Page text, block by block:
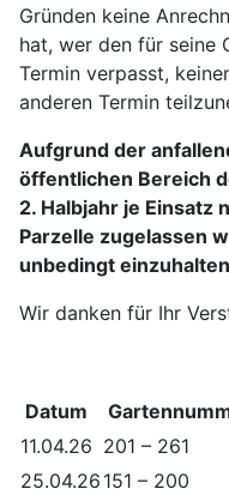
Gründen keine
hat, wer den für seine
Termin verpasst,
anderen Termin
Aufgrund der
öffentlichen Bereich
2. Halbjahr je Einsatz
Parzelle zugelassen
unbedingt
Wir danken für Ihr
Datum
11.04.26 201 – 261
25.04.26 151 – 200